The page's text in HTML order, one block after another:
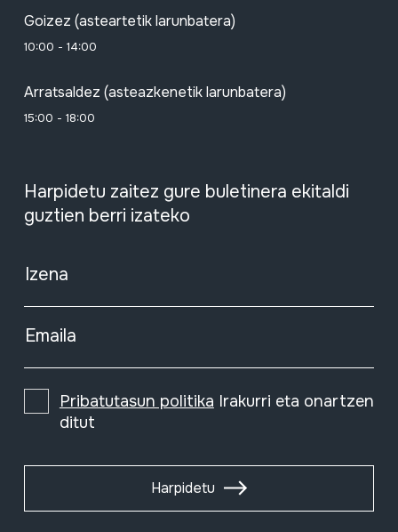
Goizez (asteartetik larunbatera)
10:00 - 14:00
Arratsaldez (asteazkenetik larunbatera)
15:00 - 18:00
Harpidetu zaitez gure buletinera ekitaldi
guztien berri izateko
Izena
Emaila
Pribatutasun politika Irakurri eta onartzen
ditut
Harpidetu